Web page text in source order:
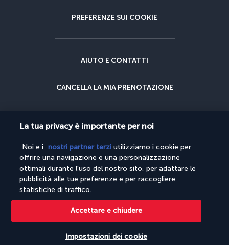
PREFERENZE SUI COOKIE
AIUTO E CONTATTI
CANCELLA LA MIA PRENOTAZIONE
GARANZIA DEL MIGLIOR PREZZO
PERCHÉ PRENOTARE CON NOI?
Sito pubblicato da PerfectStay.com, in collaborazione con Turkish
Airlines. Le vendite sono effettuate da PerfectStay.com
La tua privacy è importante per noi
Noi e i nostri partner terzi utilizziamo i cookie per
offrire una navigazione e una personalizzazione
ottimali durante l'uso del nostro sito, per adattare le
pubblicità alle tue preferenze e per raccogliere
statistiche di traffico.
Impostazioni dei cookie
Accettare e chiudere